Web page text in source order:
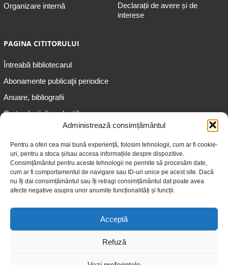
Administrează consimțământul
Pentru a oferi cea mai bună experiență, folosim tehnologii, cum ar fi cookie-
uri, pentru a stoca și/sau accesa informațiile despre dispozitive.
Consimțământul pentru aceste tehnologii ne permite să procesăm date,
cum ar fi comportamentul de navigare sau ID-uri unice pe acest site. Dacă
nu îți dai consimțământul sau îți retragi consimțământul dat poate avea
afecte negative asupra unor anumite funcționalități și funcții.
Acceptă
Refuză
Organizare internă
Declarații de avere și de
interese
PAGINA CITITORULUI
Întreabă bibliotecarul
Abonamente publicaţii periodice
Anuare, bibliografii
Cartea lunii din colecțiile
Informații pentru adolescenți
Informații pentru adulți
Informații pentru seniori